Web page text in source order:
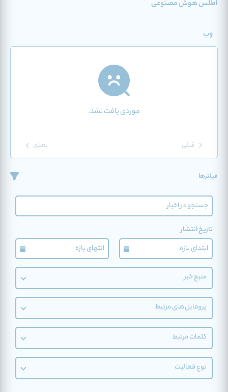
اطلس هوش مصنوعی
وب
موردی یافت نشد.
قبلی بعدی
فیلترها
تاریخ انتشار
منبع خبر
پروفایل‌های مرتبط
کلمات مرتبط
نوع فعالیت